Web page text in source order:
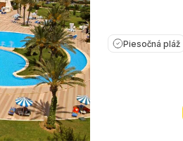
Piesočná pláž